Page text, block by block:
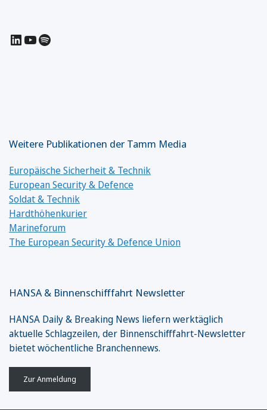
LinkedIn
YouTube
Spotify
Weitere Publikationen der Tamm Media
Europäische Sicherheit & Technik
European Security & Defence
Soldat & Technik
Hardthöhenkurier
Marineforum
The European Security & Defence Union
HANSA & Binnenschifffahrt Newsletter
HANSA Daily & Breaking News liefern werktäglich
aktuelle Schlagzeilen, der Binnenschifffahrt-Newsletter
bietet wöchentliche Branchennews.
Zur Anmeldung